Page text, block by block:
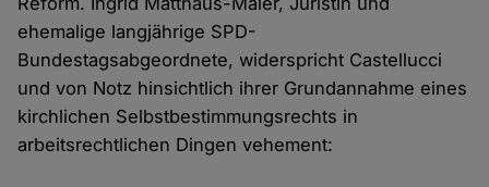
ehemalige langjährige SPD-
Bundestagsabgeordnete, widerspricht Castellucci
und von Notz hinsichtlich ihrer Grundannahme eines
kirchlichen Selbstbestimmungsrechts in
arbeitsrechtlichen Dingen vehement: